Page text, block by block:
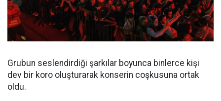
Grubun seslendirdiği şarkılar boyunca binlerce kişi
dev bir koro oluşturarak konserin coşkusuna ortak
oldu.